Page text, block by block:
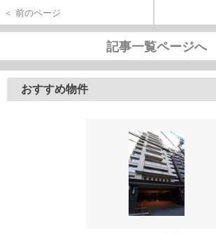
＜ 前のページ
記事一覧ページへ
おすすめ物件